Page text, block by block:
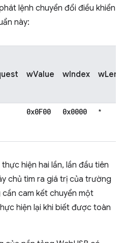
lệnh chuyển đổi điều khiển
này:
wValue wIndex
0x0F00 0x0000 *
hiện hai lần, lần đầu tiên
chủ tìm ra giá trị của trường
cần cam kết chuyển một
hiện lại khi biết được toàn